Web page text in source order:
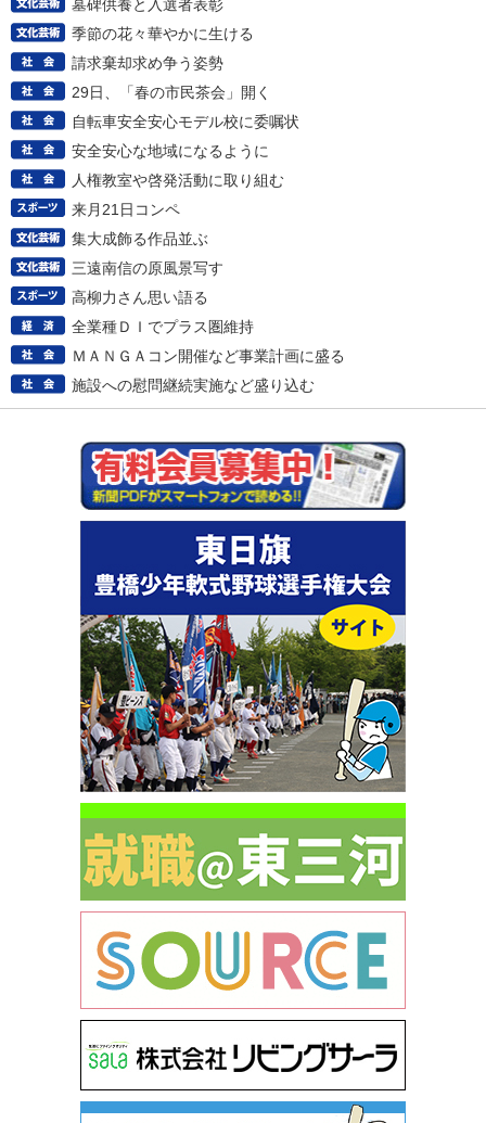
墓碑供養と入選者表彰
季節の花々華やかに生ける
請求棄却求め争う姿勢
29日、「春の市民茶会」開く
自転車安全安心モデル校に委嘱状
安全安心な地域になるように
人権教室や啓発活動に取り組む
来月21日コンペ
集大成飾る作品並ぶ
三遠南信の原風景写す
高柳力さん思い語る
全業種ＤＩでプラス圏維持
ＭＡＮＧＡコン開催など事業計画に盛る
施設への慰問継続実施など盛り込む